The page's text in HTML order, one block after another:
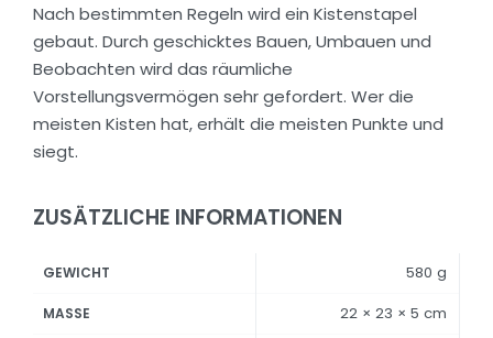
Nach bestimmten Regeln wird ein Kistenstapel
gebaut. Durch geschicktes Bauen, Umbauen und
Beobachten wird das räumliche
Vorstellungsvermögen sehr gefordert. Wer die
meisten Kisten hat, erhält die meisten Punkte und
siegt.
ZUSÄTZLICHE INFORMATIONEN
GEWICHT 580 g
MASSE 22 × 23 × 5 cm